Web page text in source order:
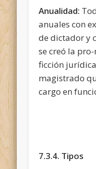
Anualidad:
anuales con
de dictador y
se creó la
ficción
magistrado
cargo en
7.3.4. Tipos